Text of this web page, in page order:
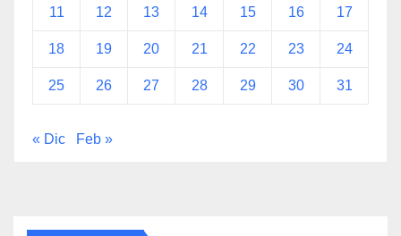
11 12 13 14 15 16 17
18 19 20 21 22 23 24
25 26 27 28 29 30 31
« Dic Feb »